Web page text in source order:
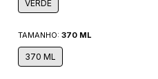
VERDE
TAMANHO:370 ML
370 ML